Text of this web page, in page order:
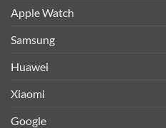
Apple Watch
Samsung
Huawei
Xiaomi
Google